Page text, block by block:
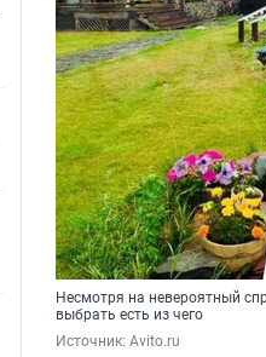
Несмотря на невероятный
выбрать есть из чего
Источник: Avito.ru